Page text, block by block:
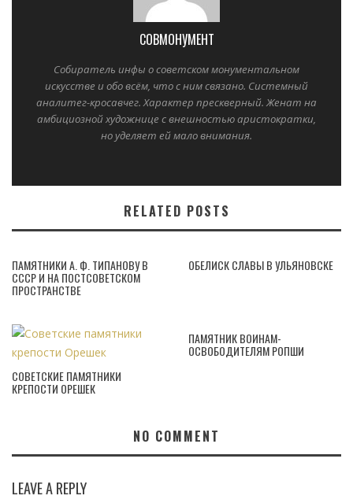
СОВМОНУМЕНТ
Собиратель инфы о советском монументальном
искусстве и обо всём, что с ним связано. Системный
аналитег-кросавчег. Характер прескверный. Женат на
амбициозной художнице с внешностью аристократки,
но уделяет ей мало внимания.
RELATED POSTS
ПАМЯТНИКИ А. Ф. ТИПАНОВУ В
СССР И НА ПОСТСОВЕТСКОМ
ПРОСТРАНСТВЕ
ОБЕЛИСК СЛАВЫ В УЛЬЯНОВСКЕ
СОВЕТСКИЕ ПАМЯТНИКИ
КРЕПОСТИ ОРЕШЕК
ПАМЯТНИК ВОИНАМ-
ОСВОБОДИТЕЛЯМ РОПШИ
NO COMMENT
LEAVE A REPLY